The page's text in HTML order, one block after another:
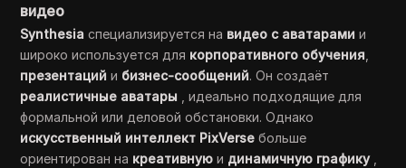
видео
Synthesia специализируется на видео с аватарами и
широко используется для корпоративного обучения
презентаций и бизнес-сообщений. Он создаёт
реалистичные аватары , идеально подходящие для
формальной или деловой обстановки. Однако
искусственный интеллект PixVerse больше
ориентирован на креативную и динамичную графику,